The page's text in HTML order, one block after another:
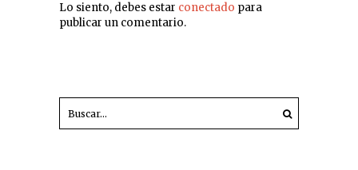
Lo siento, debes estar conectado para
publicar un comentario.